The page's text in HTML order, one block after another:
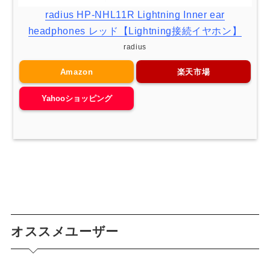
radius HP-NHL11R Lightning Inner ear
headphones レッド【Lightning接続イヤホン】
radius
Amazon 楽天市場
Yahooショッピング
オススメユーザー